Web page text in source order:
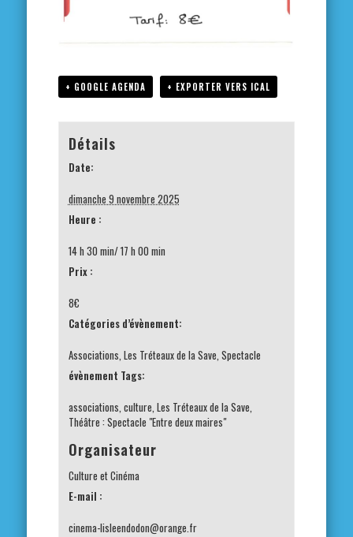
+ GOOGLE AGENDA + EXPORTER VERS ICAL
Détails
Date:
dimanche 9 novembre 2025
Heure :
14 h 30 min/ 17 h 00 min
Prix :
8€
Catégories d’évènement:
Associations, Les Tréteaux de la Save, Spectacle
évènement Tags:
associations, culture, Les Tréteaux de la Save,
Théâtre : Spectacle "Entre deux maires"
Organisateur
Culture et Cinéma
E-mail :
cinema-lisleendodon@orange.fr